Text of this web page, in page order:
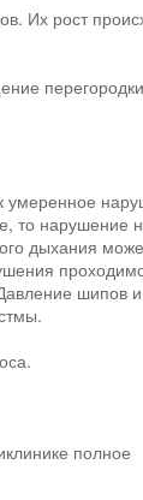
Их рост
умеренное
то нарушение
дыхания
шипов
полное